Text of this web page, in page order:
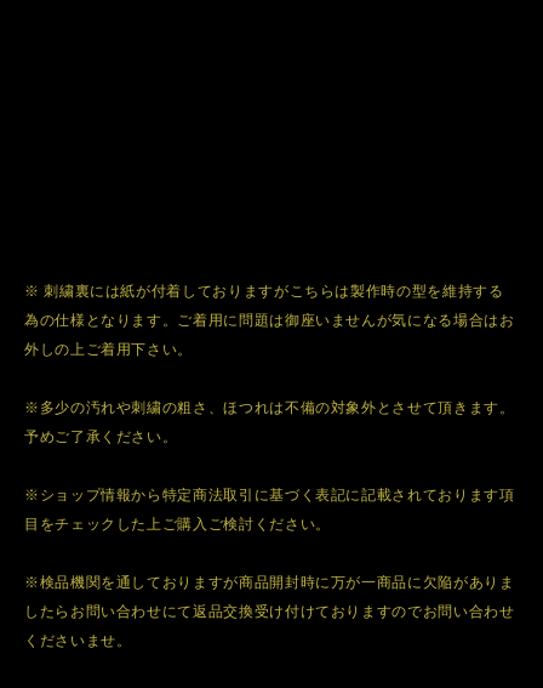
※ 刺繍裏には紙が付着しておりますがこちらは製作時の型を維持する
為の仕様となります。ご着用に問題は御座いませんが気になる場合はお
外しの上ご着用下さい。
※多少の汚れや刺繍の粗さ、ほつれは不備の対象外とさせて頂きます。
予めご了承ください。
※ショップ情報から特定商法取引に基づく表記に記載されております項
目をチェックした上ご購入ご検討ください。
※検品機関を通しておりますが商品開封時に万が一商品に欠陥がありま
したらお問い合わせにて返品交換受け付けておりますのでお問い合わせ
くださいませ。